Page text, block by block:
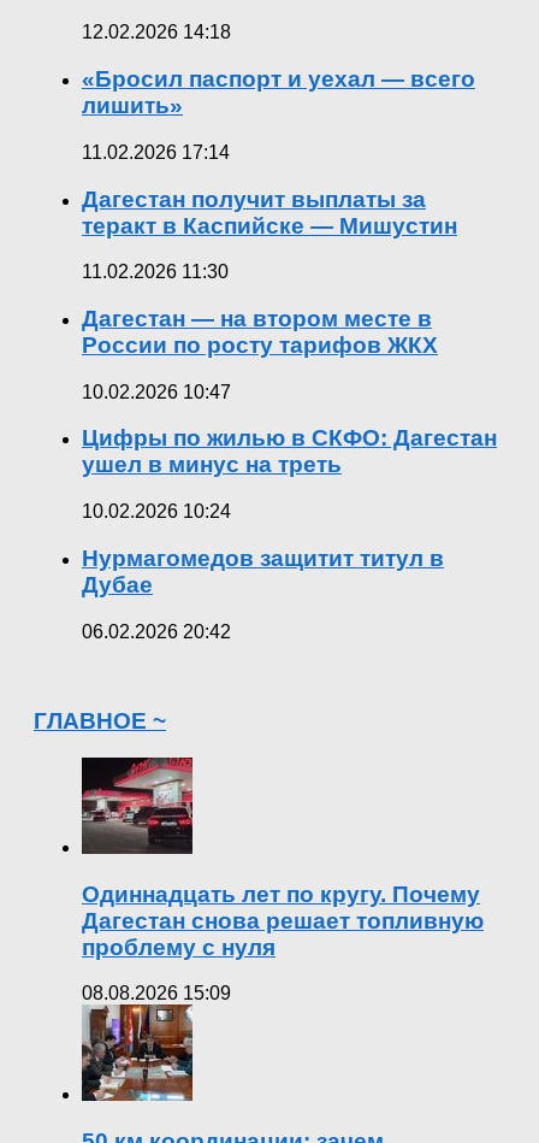
12.02.2026 14:18
«Бросил паспорт и уехал — всего
лишить»
11.02.2026 17:14
Дагестан получит выплаты за
теракт в Каспийске — Мишустин
11.02.2026 11:30
Дагестан — на втором месте в
России по росту тарифов ЖКХ
10.02.2026 10:47
Цифры по жилью в СКФО: Дагестан
ушел в минус на треть
10.02.2026 10:24
Нурмагомедов защитит титул в
Дубае
06.02.2026 20:42
ГЛАВНОЕ ~
Одиннадцать лет по кругу. Почему
Дагестан снова решает топливную
проблему с нуля
08.08.2026 15:09